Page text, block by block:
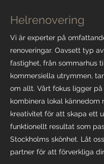
Helrenovering
Vi är experter på
renoveringar. Oavsett typ av
fastighet, från sommarhus
kommersiella utrymmen,
om allt. Vårt fokus ligger på
kombinera lokal kännedom
kreativitet för att skapa ett
funktionellt resultat som
Stockholms skönhet. Låt
partner för att förverkliga